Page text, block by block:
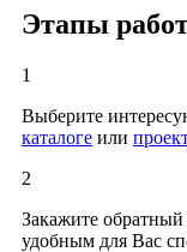
Этапы
1
Выберите
каталоге или проект
2
Закажите
удобным для Вас